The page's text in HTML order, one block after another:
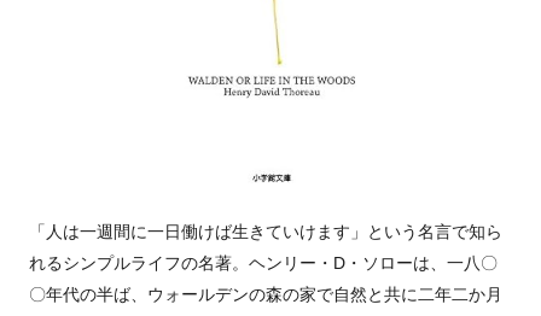
「人は一週間に一日働けば生きていけます」という名言で知ら
れるシンプルライフの名著。ヘンリー・D・ソローは、一八〇
〇年代の半ば、ウォールデンの森の家で自然と共に二年二か月